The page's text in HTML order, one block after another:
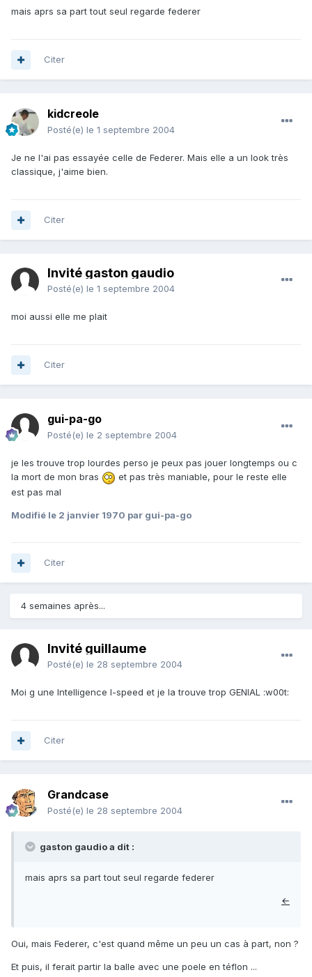
mais aprs sa part tout seul regarde federer
Citer
kidcreole
Posté(e) le 1 septembre 2004
Je ne l'ai pas essayée celle de Federer. Mais elle a un look très
classique, j'aime bien.
Citer
Invité gaston gaudio
Posté(e) le 1 septembre 2004
moi aussi elle me plait
Citer
gui-pa-go
Posté(e) le 2 septembre 2004
je les trouve trop lourdes perso je peux pas jouer longtemps ou c
la mort de mon bras
et pas très maniable, pour le reste elle
est pas mal
Modifié le 2 janvier 1970 par gui-pa-go
Citer
4 semaines après...
Invité guillaume
Posté(e) le 28 septembre 2004
Moi g une Intelligence I-speed et je la trouve trop GENIAL :w00t:
Citer
Grandcase
Posté(e) le 28 septembre 2004
gaston gaudio a dit :
mais aprs sa part tout seul regarde federer
←
Oui, mais Federer, c'est quand même un peu un cas à part, non ?
Et puis, il ferait partir la balle avec une poele en téflon ...